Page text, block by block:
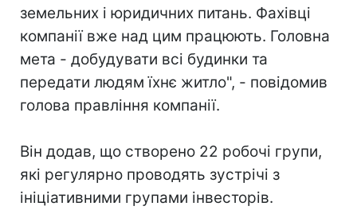
земельних і юридичних питань. Фахівці
компанії вже над цим працюють. Головна
мета - добудувати всі будинки та
передати людям їхнє житло", - повідомив
голова правління компанії.
Він додав, що створено 22 робочі групи,
які регулярно проводять зустрічі з
ініціативними групами інвесторів.